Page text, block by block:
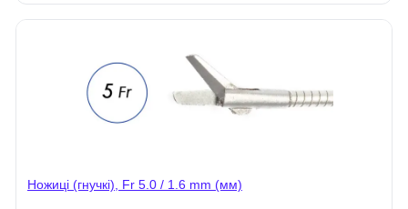
Ножиці (гнучкі), Fr 5.0 / 1.6 mm (мм)